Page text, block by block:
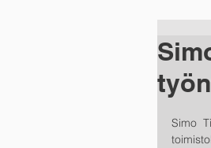
Simo